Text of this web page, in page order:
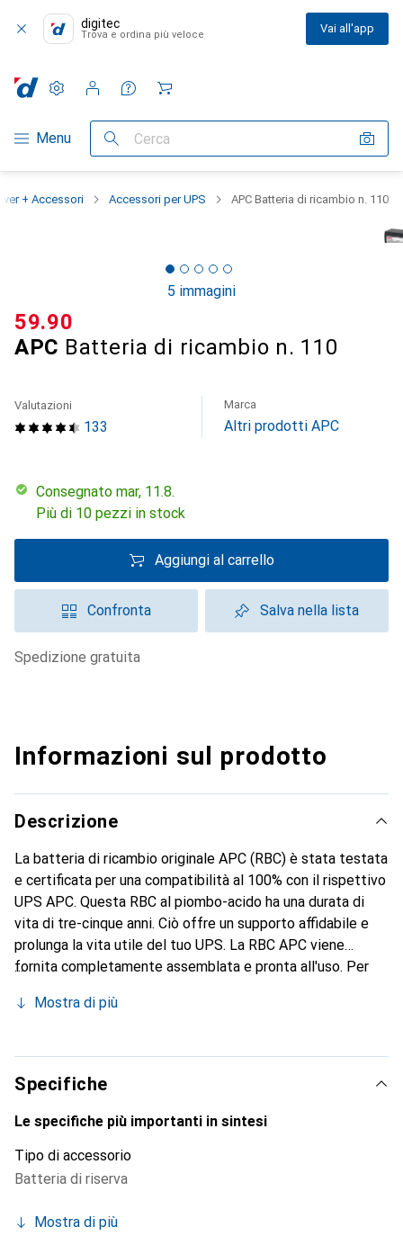
digitec
Trova e ordina più veloce Vai all'app
Categoria Navigazione
Menu Cerca
Impostazioni
Conto cliente
Liste di confronto
Liste dei desideri
Carrello
+ Accessori Accessori per UPS APC Batteria di ricambio n. 110
5 immagini
APC Batteria di ricambio n. 110
CHF
59.90
133
Valutazioni Marca
Altri prodotti APC
Consegnato mar, 11.8.
Più di 10 pezzi in stock
Aggiungi al carrello
Confronta Salva nella lista
spedizione gratuita
Informazioni sul prodotto
Descrizione
La batteria di ricambio originale APC (RBC) è stata testata
e certificata per una compatibilità al 100% con il rispettivo
UPS APC. Questa RBC al piombo-acido ha una durata di
vita di tre-cinque anni. Ciò offre un supporto affidabile e
prolunga la vita utile del tuo UPS. La RBC APC viene
fornita completamente assemblata e pronta all'uso. Per
sul pulsante "Trova la tua batteria di ricambio" nella
Mostra di più
Specifiche
Le specifiche più importanti in sintesi
Tipo di accessorio
Batteria di riserva
Mostra di più